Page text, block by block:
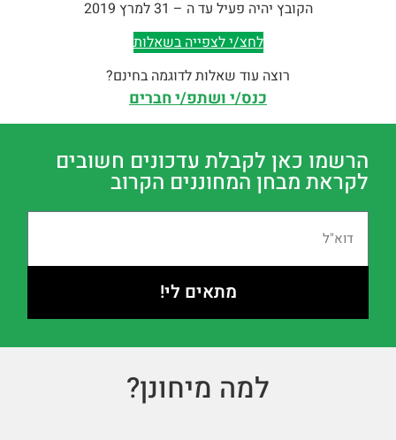
הקובץ יהיה פעיל עד ה – 31 למרץ 2019
לחצ/י לצפייה בשאלות
רוצה עוד שאלות לדוגמה בחינם?
כנס/י ושתפ/י חברים
הרשמו כאן לקבלת עדכונים חשובים
לקראת מבחן המחוננים הקרוב
מתאים לי!
למה מיחונן?